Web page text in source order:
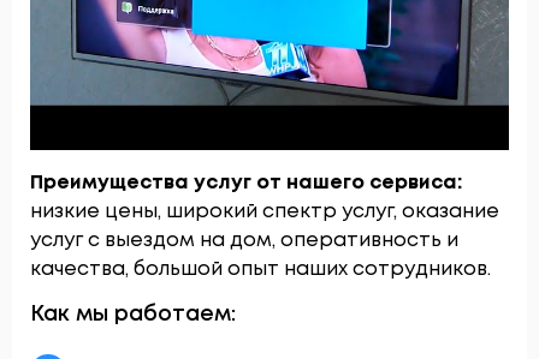
Преимущества услуг от нашего сервиса:
низкие цены, широкий спектр услуг, оказание
услуг с выездом на дом, оперативность и
качества, большой опыт наших сотрудников.
Как мы работаем: